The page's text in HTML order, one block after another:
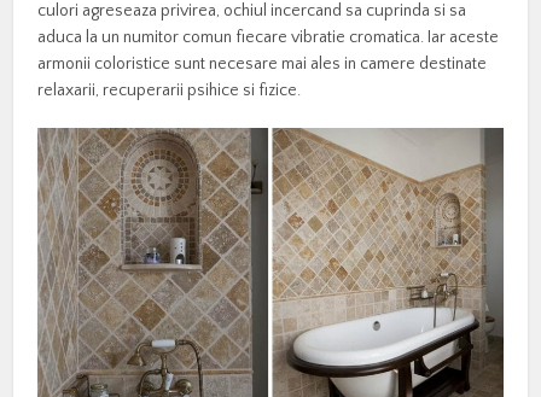
culori agreseaza privirea, ochiul incercand sa cuprinda si sa
aduca la un numitor comun fiecare vibratie cromatica. Iar aceste
armonii coloristice sunt necesare mai ales in camere destinate
relaxarii, recuperarii psihice si fizice.